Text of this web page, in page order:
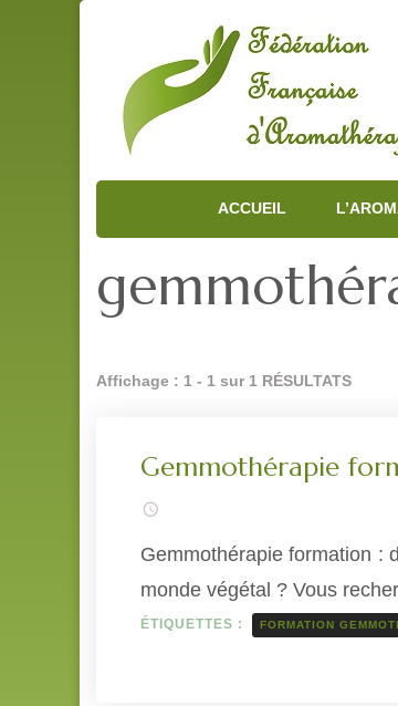
ACCUEIL
Affichage : 1 - 1 sur 1 RÉSULTATS
Gemmothérapie
Gemmothérapie formation :
monde végétal ? Vous
ÉTIQUETTES : FORMATION